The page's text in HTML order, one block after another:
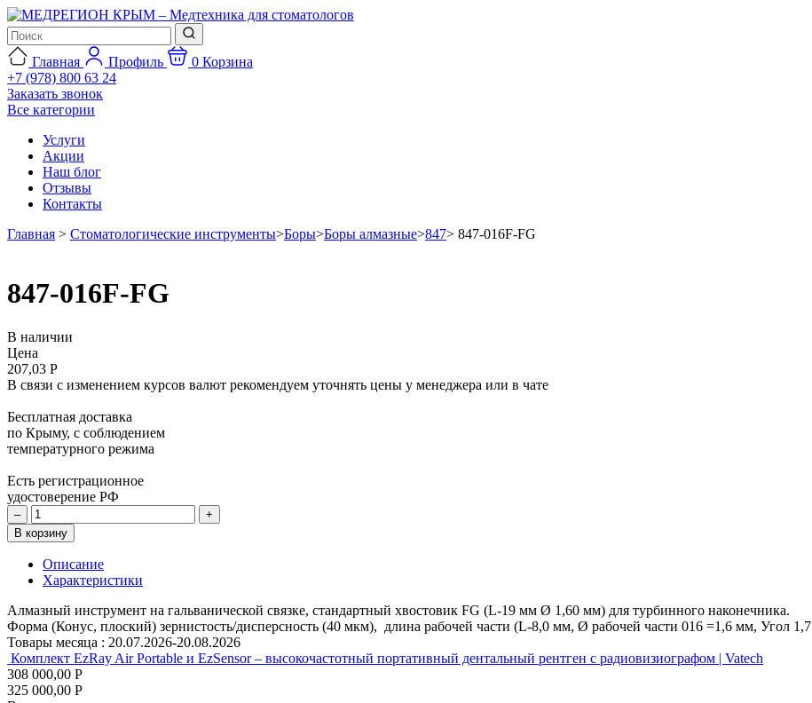
Главная Профиль 0 Корзина
+7 (978) 800 63 24
Заказать звонок
Все категории
Услуги
Акции
Наш блог
Отзывы
Контакты
Главная > Стоматологические инструменты>Боры>Боры алмазные>847> 847-016F-FG
847-016F-FG
В наличии
Цена
207,03 Р
В связи с изменением курсов валют рекомендуем уточнять цены у менеджера или в чате
Бесплатная доставка
по Крыму, с соблюдением
температурного режима
Есть регистрационное
удостоверение РФ
–
+
В корзину
Описание
Характеристики
Алмазный инструмент на гальванической связке, стандартный хвостовик FG (L-19 мм Ø 1,60 мм) для турбинного наконечника.
Форма (Конус, плоский) зернистость/дисперсность (40 мкм), длина рабочей части (L-8,0 мм, Ø рабочей части 016 =1,6 мм, Угол
Товары месяца : 20.07.2026-20.08.2026
Комплект EzRay Air Portable и EzSensor – высокочастотный портативный дентальный рентген с радиовизиографом | Vatech
308 000,00 Р
325 000,00 Р